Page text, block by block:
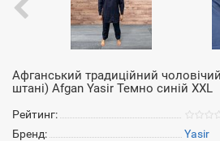
Афганський традиційний
штані) Afgan Yasir Темно синій XXL
Рейтинг:
Бренд:
Yasir